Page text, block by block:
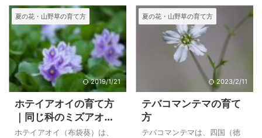
夏の花・山野草の育て方
2019/1/21
ホテイアオイの育て方
｜同じ科のミズアオイ
属ミズアオイの特徴
ホテイアオイ（布袋葵）は、
夏の花・山野草の育て方
2023/2/11
テバコマンテマの育て
方
テバコマンテマは、四国（徳